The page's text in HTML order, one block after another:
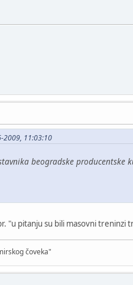
2009, 11:03:10
beogradske
"u pitanju su bili masovni treninzi
čoveka"